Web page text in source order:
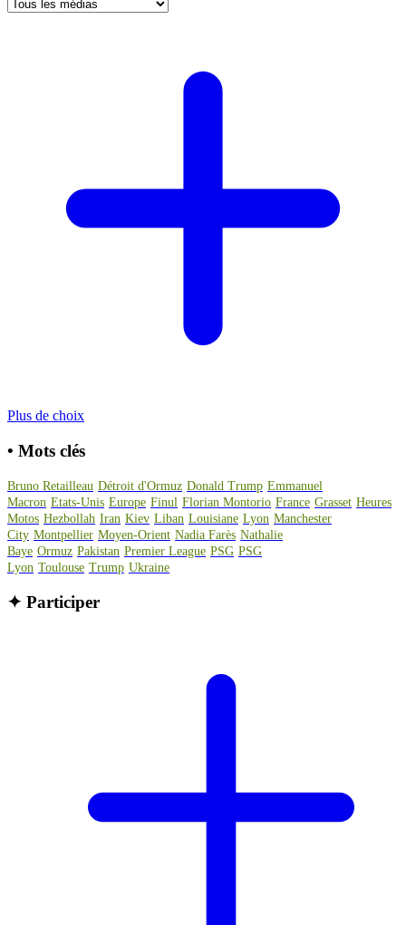
Plus de choix
• Mots clés
Bruno Retailleau Détroit d'Ormuz Donald Trump Emmanuel
Macron Etats-Unis Europe Finul Florian Montorio France Grasset Heures
Motos Hezbollah Iran Kiev Liban Louisiane Lyon Manchester
City Montpellier Moyen-Orient Nadia Farès Nathalie
Baye Ormuz Pakistan Premier League PSG PSG
Lyon Toulouse Trump Ukraine
✦ Participer